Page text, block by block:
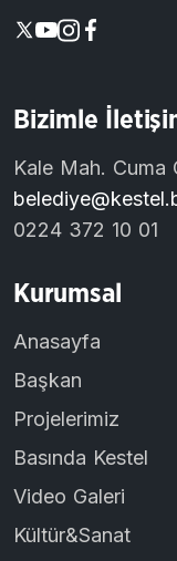
Bizimle
Kale Mah. Cuma
0224 372 10 01
Kurumsal
Anasayfa
Başkan
Projelerimiz
Basında Kestel
Video Galeri
Kültür&Sanat